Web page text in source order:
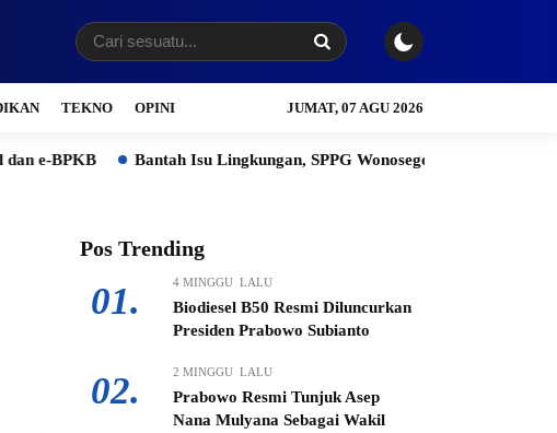
TEKNO OPINI JUMAT, 07 AGU 2026
Isu Lingkungan, SPPG Wonosegoro Justru Jadi Motor Ekonomi
Pos Trending
01. 4 MINGGU LALU
Biodiesel B50 Resmi Diluncurkan
Presiden Prabowo Subianto
02. 2 MINGGU LALU
Prabowo Resmi Tunjuk Asep
Nana Mulyana Sebagai Wakil